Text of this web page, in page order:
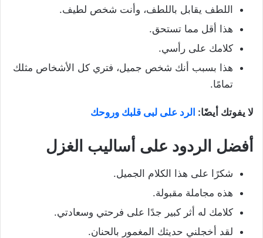
اللطف يقابل باللطف، وأنت شخص لطيف.
هذا أقل مما تستحق.
كلامك على رأسي.
هذا بسبب أنك شخص جميل، فتري كل الأشخاص مثلك
تمامًا.
لا يفوتك أيضًا: الرد على لبى قلبك وروحك
أفضل الردود على أساليب الغزل
شكرًا على هذا الكلام الجميل.
هذه مجاملة مقبولة.
كلامك له أثر كبير جدًا على فرحتي وسعادتي.
لقد أخجلني حديثك المغمور بالحنان.